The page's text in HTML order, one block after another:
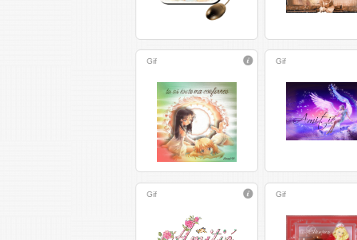
Gif Gif
Gif Gif